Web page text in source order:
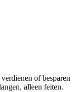
of besparen
alleen feiten.